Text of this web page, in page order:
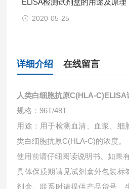
ELISA检测试剂盒的用途及原理
2020-05-25
详细介绍 在线留言
人类白细胞抗原C(HLA-C)ELISA
规格：96T/48T
用途：用于检测血清、血浆、细
类白细胞抗原C(HLA-C)的浓度。
使用前请仔细阅读说明书。如果
具体保质期请见试剂盒外包装标
剂盒。联系时请提供产品货号、